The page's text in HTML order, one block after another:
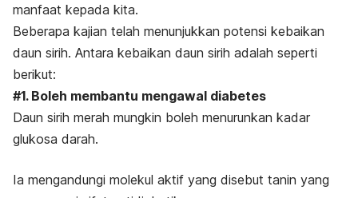
manfaat kepada kita.
Beberapa kajian telah menunjukkan potensi kebaikan
daun sirih. Antara kebaikan daun sirih adalah seperti
berikut:
#1. Boleh membantu mengawal diabetes
Daun sirih merah mungkin boleh menurunkan kadar
glukosa darah.
Ia mengandungi molekul aktif yang disebut tanin yang